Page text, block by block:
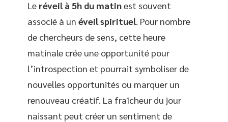
Le réveil à 5h du matinest souvent
associé à un éveil spirituel. Pour nombre
de chercheurs de sens, cette heure
matinale crée une opportunité pour
l’introspection et pourrait symboliser de
nouvelles opportunités ou marquer un
renouveau créatif. La fraîcheur du jour
naissant peut créer un sentiment de